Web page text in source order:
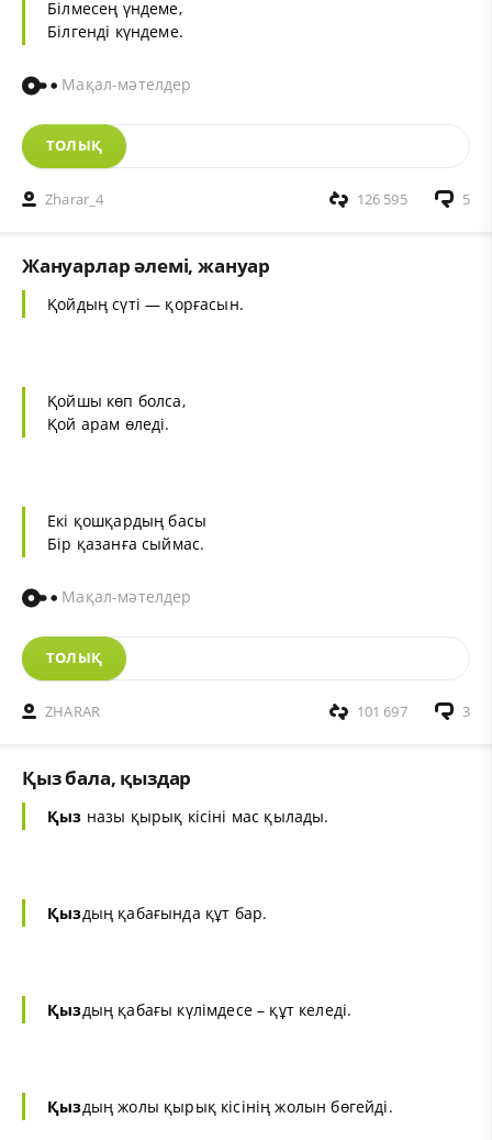
Білмесең үндеме,
Білгенді күндеме.
Мақал-мәтелдер
ТОЛЫҚ
Zharar_4 5
126 595
Жануарлар әлемі, жануар
Қойдың сүті — қорғасын.
Қойшы көп болса,
Қой арам өледі.
Екі қошқардың басы
Бір қазанға сыймас.
Мақал-мәтелдер
ТОЛЫҚ
ZHARAR 3
101 697
Қыз бала, қыздар
Қыз назы қырық кісіні мас қылады.
Қыздың қабағында құт бар.
Қыздың қабағы күлімдесе – құт келеді.
Қыздың жолы қырық кісінің жолын бөгейді.